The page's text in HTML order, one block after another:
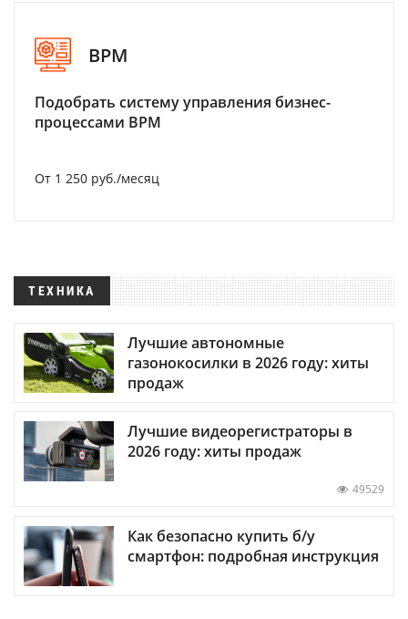
BPM
Подобрать систему управления бизнес-
процессами BPM
От 1 250 руб./месяц
ТЕХНИКА
Лучшие автономные
газонокосилки в 2026 году: хиты
продаж
Лучшие видеорегистраторы в
2026 году: хиты продаж
49529
Как безопасно купить б/у
смартфон: подробная инструкция